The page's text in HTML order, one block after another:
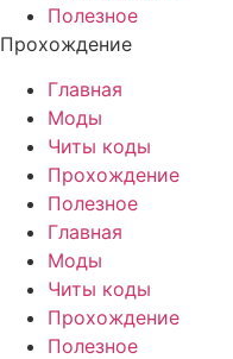
Полезное
Прохождение
Главная
Моды
Читы коды
Прохождение
Полезное
Главная
Моды
Читы коды
Прохождение
Полезное